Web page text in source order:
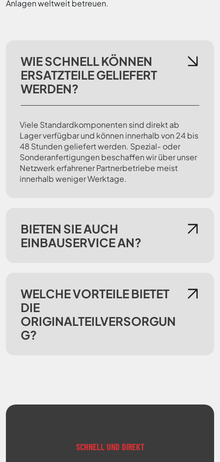
Anlagen weltweit betreuen.
WIE SCHNELL KÖNNEN
ERSATZTEILE GELIEFERT
WERDEN?
Viele Standardkomponenten sind direkt ab
Lager verfügbar und können innerhalb von 24 bis
48 Stunden geliefert werden. Spezial- oder
Sonderanfertigungen beschaffen wir über unser
Netzwerk erfahrener Partnerbetriebe meist
innerhalb weniger Werktage.
BIETEN SIE AUCH
EINBAUSERVICE AN?
WELCHE VORTEILE BIETET
DIE
ORIGINALTEILVERSORGUN
G?
SCHNELL UND DIREKT